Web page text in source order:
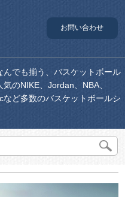
お問い合わせ
でも揃う、バスケットボール
のNIKE、Jordan、NBA、
ど多数のバスケットボールシ